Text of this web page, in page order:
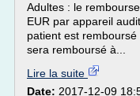
Adultes : le
EUR par appareil
patient est
sera remboursé à...
Lire la suite
Date: 2017-12-09